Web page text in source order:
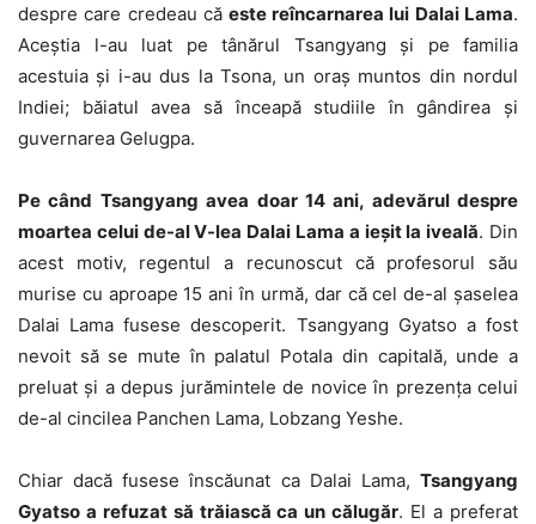
despre care credeau că este reîncarnarea lui Dalai Lama.
Aceştia l-au luat pe tânărul Tsangyang şi pe familia
acestuia şi i-au dus la Tsona, un oraş muntos din nordul
Indiei; băiatul avea să înceapă studiile în gândirea şi
guvernarea Gelugpa.
Pe când Tsangyang avea doar 14 ani, adevărul despre
moartea celui de-al V-lea Dalai Lama a ieşit la iveală. Din
acest motiv, regentul a recunoscut că profesorul său
murise cu aproape 15 ani în urmă, dar că cel de-al şaselea
Dalai Lama fusese descoperit. Tsangyang Gyatso a fost
nevoit să se mute în palatul Potala din capitală, unde a
preluat şi a depus jurămintele de novice în prezenţa celui
de-al cincilea Panchen Lama, Lobzang Yeshe.
Chiar dacă fusese înscăunat ca Dalai Lama, Tsangyang
Gyatso a refuzat să trăiască ca un călugăr. El a preferat